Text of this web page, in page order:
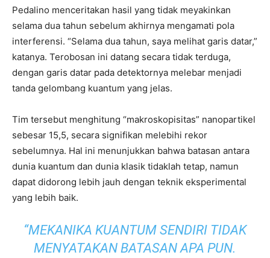
Pedalino menceritakan hasil yang tidak meyakinkan
selama dua tahun sebelum akhirnya mengamati pola
interferensi. “Selama dua tahun, saya melihat garis datar,”
katanya. Terobosan ini datang secara tidak terduga,
dengan garis datar pada detektornya melebar menjadi
tanda gelombang kuantum yang jelas.
Tim tersebut menghitung “makroskopisitas” nanopartikel
sebesar 15,5, secara signifikan melebihi rekor
sebelumnya. Hal ini menunjukkan bahwa batasan antara
dunia kuantum dan dunia klasik tidaklah tetap, namun
dapat didorong lebih jauh dengan teknik eksperimental
yang lebih baik.
“MEKANIKA KUANTUM SENDIRI TIDAK
MENYATAKAN BATASAN APA PUN.